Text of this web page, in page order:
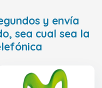
y envía
sea cual sea la